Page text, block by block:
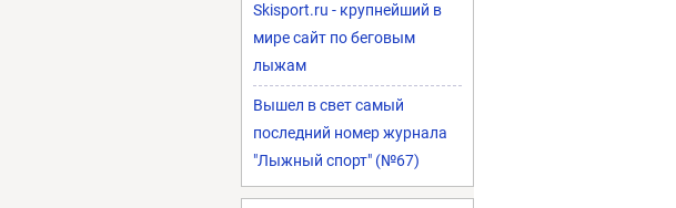
Skisport.ru - крупнейший в
мире сайт по беговым
лыжам
Вышел в свет самый
последний номер журнала
"Лыжный спорт" (№67)